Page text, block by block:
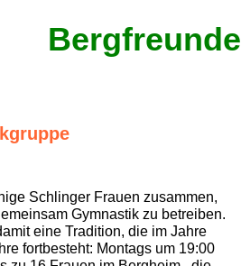
Bergfreunde
Schlinger Frauen zusammen,
Gymnastik zu betreiben.
eine Tradition, die im Jahre
fortbesteht: Montags um 19:00